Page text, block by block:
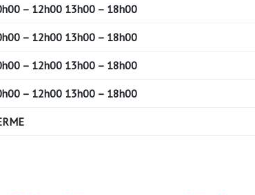
– 12h00 13h00 – 18h00
– 12h00 13h00 – 18h00
– 12h00 13h00 – 18h00
– 12h00 13h00 – 18h00